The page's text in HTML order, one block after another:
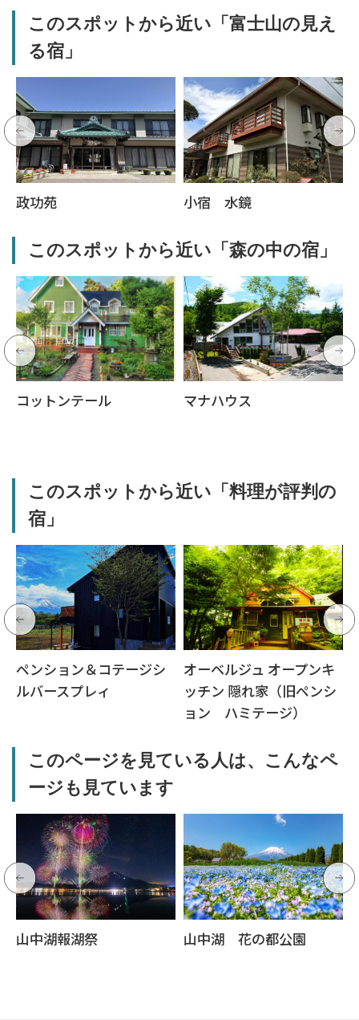
このスポットから近い「富士山の見え
る宿」
政功苑 小宿 水鏡
このスポットから近い「森の中の宿」
コットンテール マナハウス
このスポットから近い「料理が評判の
宿」
ペンション＆コテージシ
ルバースプレィ
オーベルジュ オープンキ
ッチン 隠れ家（旧ペンシ
ョン ハミテージ）
このページを見ている人は、こんなペ
ージも見ています
山中湖報湖祭 山中湖 花の都公園